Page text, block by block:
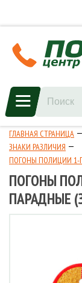
ГЛАВНАЯ СТРАНИЦА
ЗНАКИ РАЗЛИЧИЯ
ПОГОНЫ ПОЛИЦИИ 1-
ПОГОНЫ
ПАРАДНЫЕ